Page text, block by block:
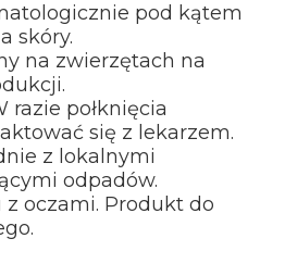
pod kątem
skóry.
na zwierzętach na
razie połknięcia
się z lekarzem.
z lokalnymi
odpadów.
oczami. Produkt do